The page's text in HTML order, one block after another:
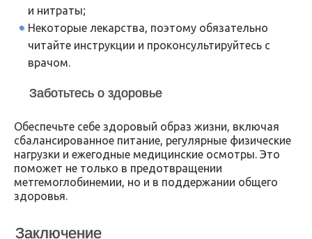
и нитраты;
Некоторые лекарства, поэтому обязательно
читайте инструкции и проконсультируйтесь с
врачом.
Заботьтесь о здоровье
Обеспечьте себе здоровый образ жизни, включая
сбалансированное питание, регулярные физические
нагрузки и ежегодные медицинские осмотры. Это
поможет не только в предотвращении
метгемоглобинемии, но и в поддержании общего
здоровья.
Заключение